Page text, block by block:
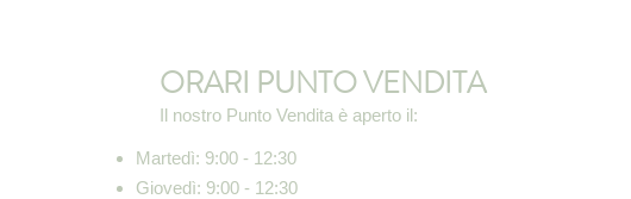
ORARI PUNTO VENDITA
Il nostro Punto Vendita è aperto il:
Martedì: 9:00 - 12:30
Giovedì: 9:00 - 12:30